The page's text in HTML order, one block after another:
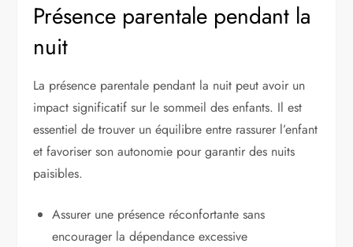
Présence parentale pendant la
nuit
La présence parentale pendant la nuit peut avoir un
impact significatif sur le sommeil des enfants. Il est
essentiel de trouver un équilibre entre rassurer l’enfant
et favoriser son autonomie pour garantir des nuits
paisibles.
Assurer une présence réconfortante sans
encourager la dépendance excessive